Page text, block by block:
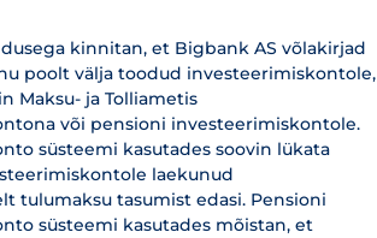
kinnitan, et Bigbank AS võlakirjad
poolt välja toodud investeerimiskontole,
Maksu- ja Tolliametis
või pensioni investeerimiskontole.
süsteemi kasutades soovin lükata
laekunud
tulumaksu tasumist edasi. Pensioni
süsteemi kasutades mõistan, et